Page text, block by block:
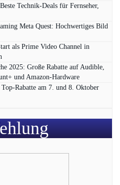
Technik-Deals für Fernseher,
Meta Quest: Hochwertiges Bild
als Prime Video Channel in
2025: Große Rabatte auf Audible,
und Amazon‑Hardware
Rabatte am 7. und 8. Oktober